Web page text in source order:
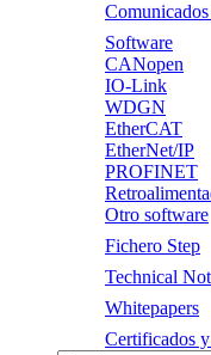
Comunicados
Software
CANopen
IO-Link
WDGN
EtherCAT
EtherNet/IP
PROFINET
Otro software
Fichero Step
Technical
Whitepapers
Certificados